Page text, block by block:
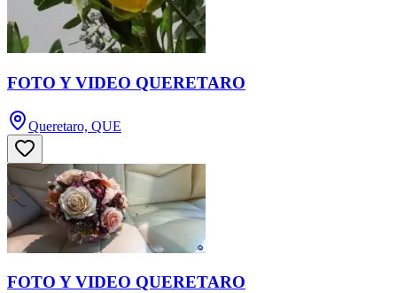
FOTO Y VIDEO QUERETARO
Queretaro, QUE
FOTO Y VIDEO QUERETARO